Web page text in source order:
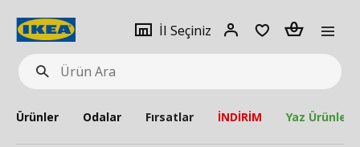
Ürün
Ara
İl Seçiniz
Giriş
Adet
Ürünler Odalar Fırsatlar İNDİRİM Yaz Ürünleri